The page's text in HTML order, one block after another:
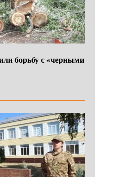
борьбу с «черными